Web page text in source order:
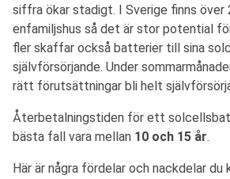
siffra ökar stadigt. I Sverige finns över
enfamiljshus så det är stor potential
fler skaffar också batterier till sina
självförsörjande. Under
rätt förutsättningar bli helt
Återbetalningstiden för ett
bästa fall vara mellan 10 och 15 år.
Här är några fördelar och nackdelar du